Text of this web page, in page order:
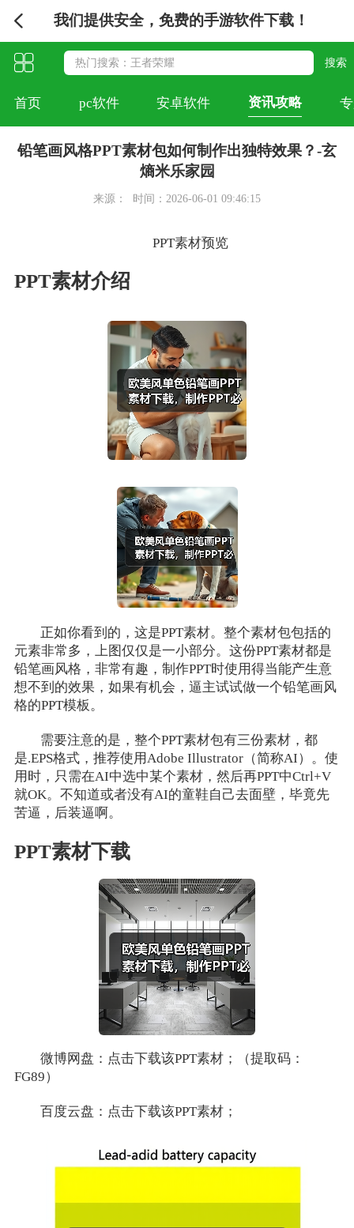
我们提供安全，免费的手游软件下载！
首页 pc软件 安卓软件 资讯攻略
铅笔画风格PPT素材包如何制作出独特效果？-玄
熵米乐家园
来源： 时间：2026-06-01 09:46:15
PPT素材预览
PPT素材介绍
正如你看到的，这是PPT素材。整个素材包包括的
元素非常多，上图仅仅是一小部分。这份PPT素材都是
铅笔画风格，非常有趣，制作PPT时使用得当能产生意
想不到的效果，如果有机会，逼主试试做一个铅笔画风
格的PPT模板。
需要注意的是，整个PPT素材包有三份素材，都
是.EPS格式，推荐使用Adobe Illustrator（简称AI）。使
用时，只需在AI中选中某个素材，然后再PPT中Ctrl+V
就OK。不知道或者没有AI的童鞋自己去面壁，毕竟先
苦逼，后装逼啊。
PPT素材下载
微博网盘：点击下载该PPT素材；（提取码：
FG89）
百度云盘：点击下载该PPT素材；